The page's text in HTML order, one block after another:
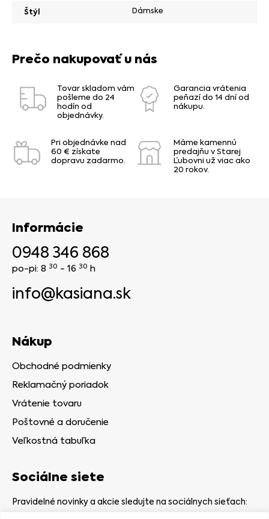
Štýl Dámske
Prečo nakupovať u nás
Tovar skladom vám
pošleme do 24
hodín od
objednávky.
Garancia vrátenia
peňazí do 14 dní od
nákupu.
Pri objednávke nad
60 € získate
dopravu zadarmo.
Máme kamennú
predajňu v Starej
Ľubovni už viac ako
20 rokov.
Informácie
0948 346 868
po-pi: 8 30 - 16 30 h
info@kasiana.sk
Nákup
Obchodné podmienky
Reklamačný poriadok
Vrátenie tovaru
Poštovné a doručenie
Veľkostná tabuľka
Sociálne siete
Pravidelné novinky a akcie sledujte na sociálnych sieťach: